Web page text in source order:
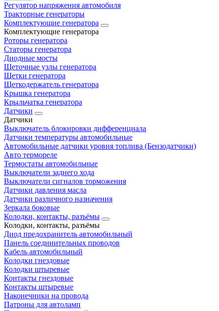
Регулятор напряжения автомобиля
Тракторные генераторы
Комплектующие генератора
Комплектующие генератора
Роторы генератора
Статоры генератора
Диодные мосты
Щеточные узлы генератора
Щетки генератора
Щеткодержатель генератора
Крышка генератора
Крыльчатка генератора
Датчики
Датчики
Выключатель блокировки дифференциала
Датчики температуры автомобильные
Автомобильные датчики уровня топлива (Бензодатчики)
Авто термореле
Термостаты автомобильные
Выключатели заднего хода
Выключатели сигналов торможения
Датчики давления масла
Датчики различного назначения
Зеркала боковые
Колодки, контакты, разъёмы
Колодки, контакты, разъёмы
Диод предохранитель автомобильный
Панель соединительных проводов
Кабель автомобильный
Колодки гнездовые
Колодки штыревые
Контакты гнездовые
Контакты штыревые
Наконечники на провода
Патроны для автоламп